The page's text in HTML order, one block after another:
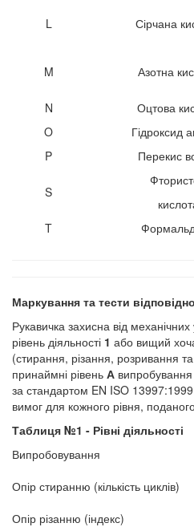
L Сірчана
M Азотна
N
Оцтова
O
Гідроксид
P
Перекис
S
T
Маркування та тести
Рукавичка захисна від
рівень діяльності 1 або вищий
(стирання, різання, розривання
принаймні рівень А випробування
за стандартом EN ISO 13997:1999
вимог для кожного рівня,
Таблиця №1 - Рівні діяльності
Випробовування
Опір стиранню (кількість циклів)
Опір різанню (індекс)